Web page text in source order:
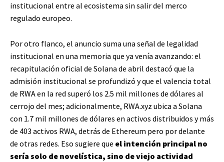
institucional entre al ecosistema sin salir del merco
regulado europeo.
Por otro flanco, el anuncio suma una señal de legalidad
institucional en una memoria que ya venía avanzando: el
recapitulación oficial de Solana de abril destacó que la
admisión institucional se profundizó y que el valencia total
de RWA en la red superó los 2.5 mil millones de dólares al
cerrojo del mes; adicionalmente, RWA.xyz ubica a Solana
con 1.7 mil millones de dólares en activos distribuidos y más
de 403 activos RWA, detrás de Ethereum pero por delante
de otras redes. Eso sugiere que el intención principal no
sería solo de novelística, sino de viejo actividad